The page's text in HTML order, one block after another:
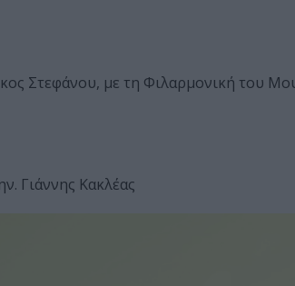
Στεφάνου, με τη Φιλαρμονική του
Γιάννης Κακλέας